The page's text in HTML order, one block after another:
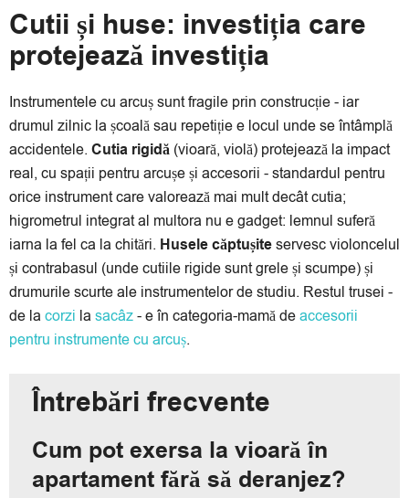
Cutii și huse: investiția care
protejează investiția
Instrumentele cu arcuș sunt fragile prin construcție - iar
drumul zilnic la școală sau repetiție e locul unde se întâmplă
accidentele. Cutia rigidă (vioară, violă) protejează la impact
real, cu spații pentru arcușe și accesorii - standardul pentru
orice instrument care valorează mai mult decât cutia;
higrometrul integrat al multora nu e gadget: lemnul suferă
iarna la fel ca la chitări. Husele căptușiteservesc violoncelul
și contrabasul (unde cutiile rigide sunt grele și scumpe) și
drumurile scurte ale instrumentelor de studiu. Restul trusei -
de la corzi la sacâz- e în categoria-mamă deaccesorii
pentru instrumente cu arcuș.
Întrebări frecvente
Cum pot exersa la vioară în
apartament fără să deranjez?